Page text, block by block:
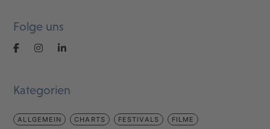
Folge uns
Kategorien
ALLGEMEIN CHARTS FESTIVALS FILME